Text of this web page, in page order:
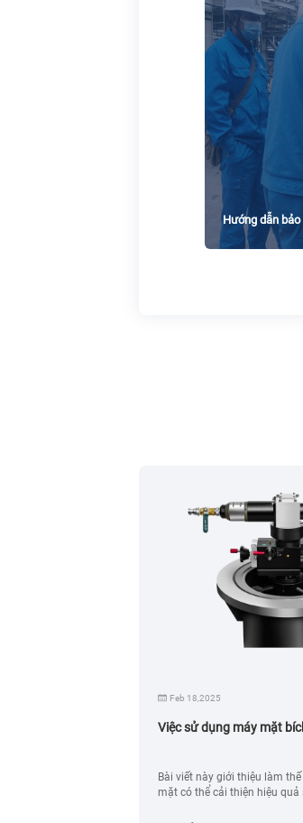
Hướng dẫn
Feb 18,2025
Việc sử dụng máy mặt
Bài viết này giới thiệu làm
mặt có thể cải thiện hiệu quả